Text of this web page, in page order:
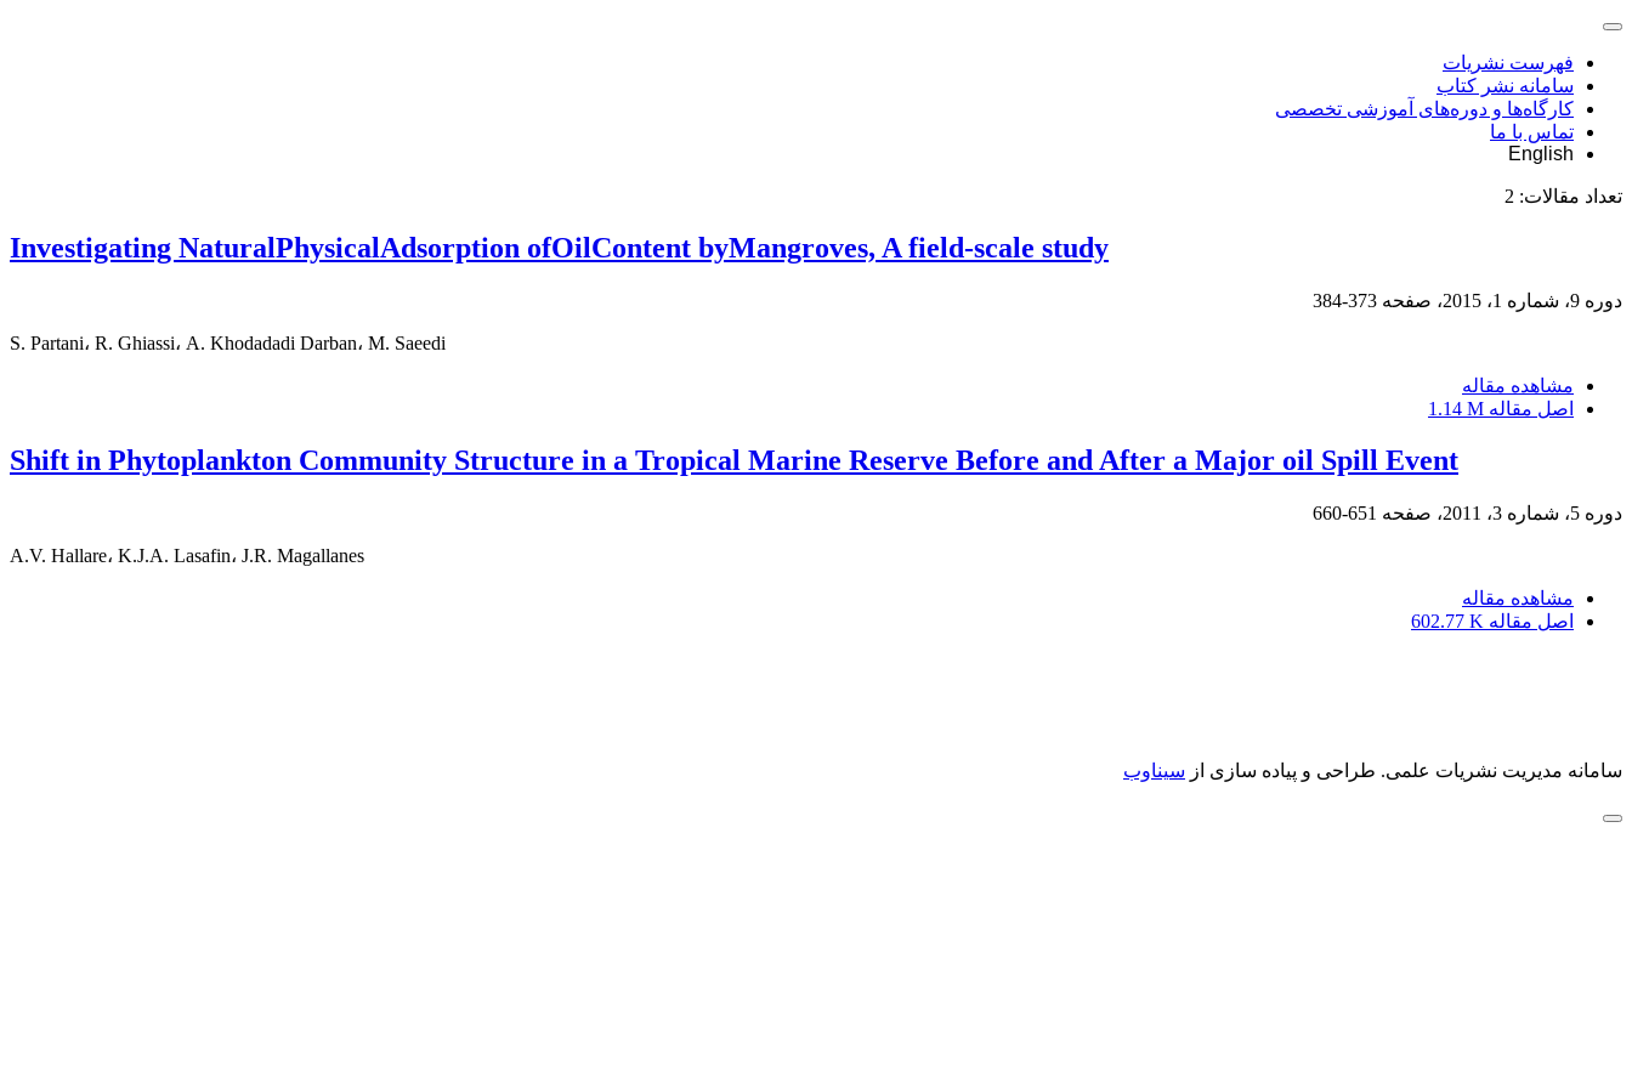
فهرست نشریات
سامانه نشر کتاب
کارگاه‌ها و دوره‌های آموزشی تخصصی
تماس با ما
English
تعداد مقالات: 2
Investigating NaturalPhysicalAdsorption ofOilContent byMangroves, A field-scale study
دوره 9، شماره 1، 2015، صفحه 373-384
S. Partani، R. Ghiassi، A. Khodadadi Darban، M. Saeedi
مشاهده مقاله
اصل مقاله 1.14 M
Shift in Phytoplankton Community Structure in a Tropical Marine Reserve Before and After a Major oil Spill Event
دوره 5، شماره 3، 2011، صفحه 651-660
A.V. Hallare، K.J.A. Lasafin، J.R. Magallanes
مشاهده مقاله
اصل مقاله 602.77 K
سامانه مدیریت نشریات علمی. طراحی و پیاده سازی از سیناوب